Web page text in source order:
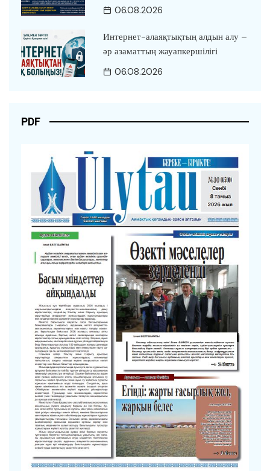
06.08.2026
Интернет-алаяқтықтың алдын алу –
әр азаматтың жауапкершілігі
06.08.2026
PDF